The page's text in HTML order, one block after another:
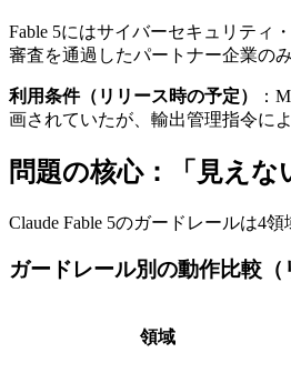
Fable 5にはサイバーセキュリティ
審査を通過したパートナー企業の
利用条件（リリース時の予定）
：
画されていたが、輸出管理指令に
問題の核心：「見え
Claude Fable 5のガードレールは4
ガードレール別の動作比較（
領域